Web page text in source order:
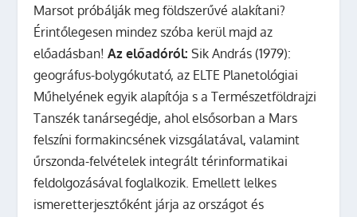
Marsot próbálják meg földszerűvé alakítani?
Érintőlegesen mindez szóba kerül majd az
előadásban!Az előadóról: Sik András (1979):
geográfus-bolygókutató, az ELTE Planetológiai
Műhelyének egyik alapítója s a Természetföldrajzi
Tanszék tanársegédje, ahol elsősorban a Mars
felszíni formakincsének vizsgálatával, valamint
űrszonda-felvételek integrált térinformatikai
feldolgozásával foglalkozik. Emellett lelkes
ismeretterjesztőként járja az országot és